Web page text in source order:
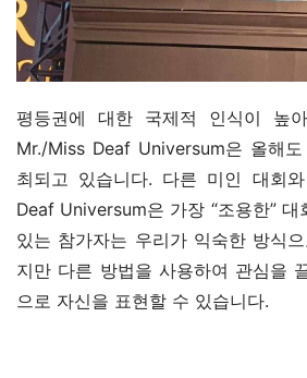
평등권에 대한 국제적 인식이 높
Mr./Miss Deaf Universum은 올해
최되고 있습니다. 다른 미인 대회
Deaf Universum은 가장 “조용한” 대
있는 참가자는 우리가 익숙한 방식
지만 다른 방법을 사용하여 관심을
으로 자신을 표현할 수 있습니다.